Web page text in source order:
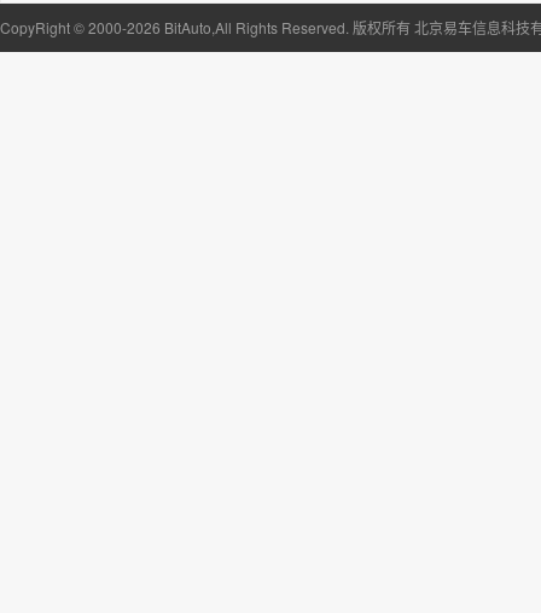
CopyRight ©2000-2026 BitAuto,All Rights Reserved. 版权所有 北京易车信息科